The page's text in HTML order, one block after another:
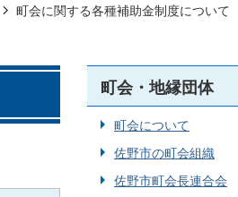
町会に関する各種補助金制度について
町会・地縁団体
町会について
佐野市の町会組織
佐野市町会長連合会